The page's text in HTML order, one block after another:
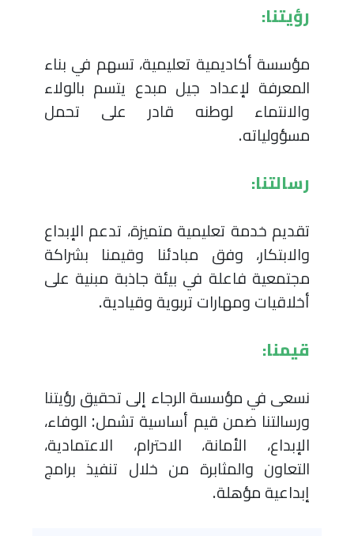
رؤيتنا:
مؤسسة أكاديمية تعليمية، تسهم في بناء
المعرفة لإعداد جيل مبدع يتسم بالولاء
والانتماء لوطنه قادر على تحمل
مسؤولياته.
رسالتنا:
تقديم خدمة تعليمية متميزة، تدعم الإبداع
والابتكار، وفق مبادئنا وقيمنا بشراكة
مجتمعية فاعلة في بيئة جاذبة مبنية على
أخلاقيات ومهارات تربوية وقيادية.
قيمنا:
نسعى في مؤسسة الرجاء إلى تحقيق رؤيتنا
ورسالتنا ضمن قيم أساسية تشمل: الوفاء،
الإبداع، الأمانة، الاحترام، الاعتمادية،
التعاون والمثابرة من خلال تنفيذ برامج
إبداعية مؤهلة.